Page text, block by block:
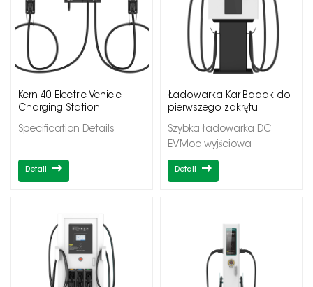
Kern-40 Electric Vehicle
Charging Station
Specification Details
Detail
Ładowarka Kar-Badak do
pierwszego zakrętu
Szybka ładowarka DC
EVMoc wyjściowa
20/40kWPojedyncze/
Detail